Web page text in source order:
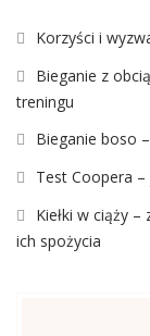
Korzyści i
Bieganie z
treningu
Bieganie boso
Test Coopera
Kiełki w ciąży
ich spożycia